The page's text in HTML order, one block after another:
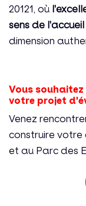
20121, où
sens de l'accueil
dimension
Vous
votre projet
Venez
construire votre
et au Parc des